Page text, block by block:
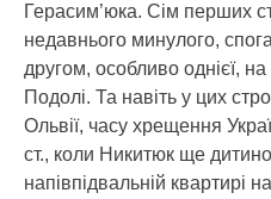
Герасим’юка. Сім перших
недавнього минулого,
другом, особливо однієї,
Подолі. Та навіть у цих
Ольвії, часу хрещення
ст., коли Никитюк ще
напівпідвальній квартирі